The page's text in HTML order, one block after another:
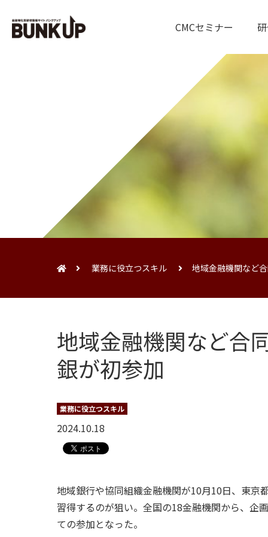
CMCセミナー
業務に役立つスキル 地域金融機関など
地域金融機関など
銀が初参加
業務に役立つスキル
2024.10.18
地域銀行や協同組織金融機関が10月10日、東京
習得するのが狙い。全国の18金融機関から、企
ての参加となった。